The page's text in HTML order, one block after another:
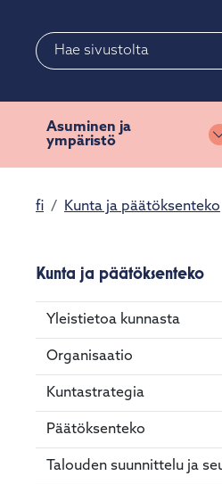
Asuminen ja
ympäristö
fi Kunta ja päätöksenteko
Kunta ja päätöksenteko
Yleistietoa kunnasta
Organisaatio
Kuntastrategia
Päätöksenteko
Talouden suunnittelu ja